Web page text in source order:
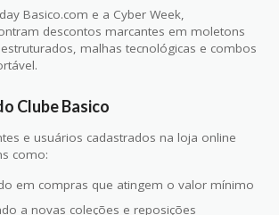
Basico.com e a Cyber Week,
descontos marcantes em moletons
malhas tecnológicas e combos
Clube Basico
e usuários cadastrados na loja online
como:
em compras que atingem o valor mínimo
a novas coleções e reposições